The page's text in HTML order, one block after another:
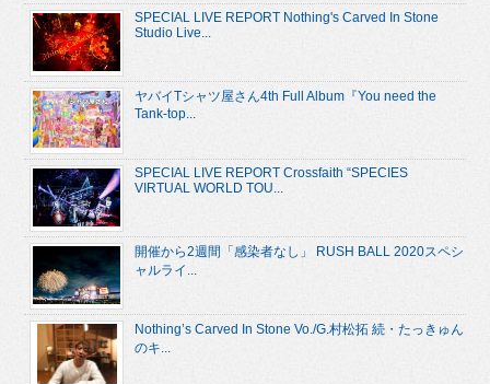
SPECIAL LIVE REPORT Nothing's Carved In Stone
Studio Live...
ヤバイTシャツ屋さん4th Full Album『You need the
Tank-top...
SPECIAL LIVE REPORT Crossfaith “SPECIES
VIRTUAL WORLD TOU...
開催から2週間「感染者なし」 RUSH BALL 2020スペシ
ャルライ...
Nothing’s Carved In Stone Vo./G.村松拓 続・たっきゅん
のキ...